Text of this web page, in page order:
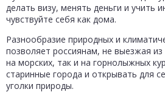
делать визу, менять деньги и учить
чувствуйте себя как дома.
Разнообразие природных и
позволяет россиянам, не выезжая
на морских, так и на горнолыжных
старинные города и открывать для
уголки природы.